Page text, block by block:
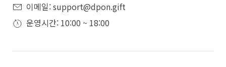
이메일: support@dpon.gift
운영시간: 10:00 ~ 18:00